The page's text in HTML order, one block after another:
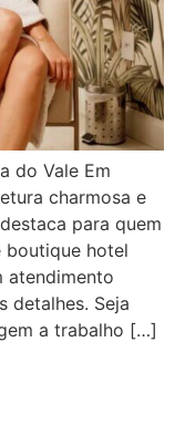
do Vale Em
charmosa e
para quem
boutique hotel
atendimento
detalhes. Seja
a trabalho […]